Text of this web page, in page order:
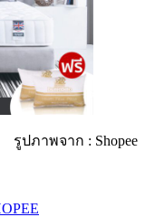
รูปภาพจาก : Shopee